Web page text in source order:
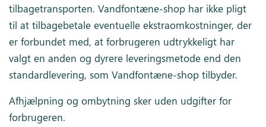
tilbagetransporten. Vandfontæne-shop har ikke pligt
til at tilbagebetale eventuelle ekstraomkostninger, der
er forbundet med, at forbrugeren udtrykkeligt har
valgt en anden og dyrere leveringsmetode end den
standardlevering, som Vandfontæne-shop tilbyder.
Afhjælpning og ombytning sker uden udgifter for
forbrugeren.